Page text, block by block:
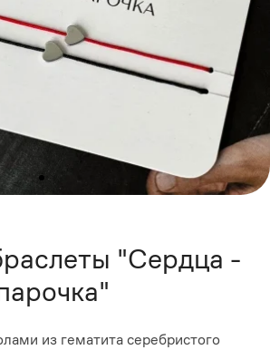
"Сердца -
из гематита серебристого